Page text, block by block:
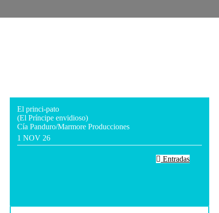
El princi-pato
(El Príncipe envidioso)
Cía Panduro/Marmore Producciones
1 NOV 26
Entradas